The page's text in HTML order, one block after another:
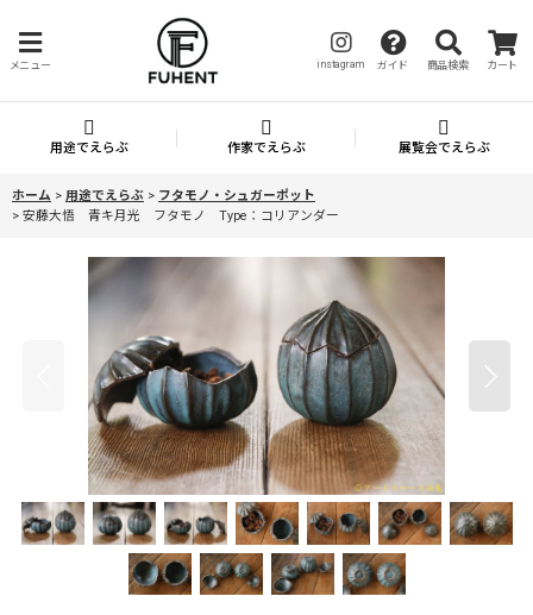
メニュー instagram ガイド 商品検索 カート
用途でえらぶ 作家でえらぶ 展覧会でえらぶ
ホーム > 用途でえらぶ > フタモノ・シュガーポット
> 安藤大悟 青キ月光 フタモノ Type：コリアンダー